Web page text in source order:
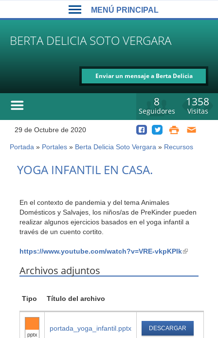
BERTA DELICIA SOTO VERGARA
Enviar un mensaje a Berta Delicia
1358
Visitas
8
Seguidores
29 de Octubre de 2020
Usted
está
aquí
Portada » Portales » Berta Delicia Soto Vergara » Recursos
YOGA INFANTIL EN CASA.
En el contexto de pandemia y del tema Animales
Domésticos y Salvajes, los niños/as de PreKinder pueden
realizar algunos ejercicios basados en el yoga infantil a
través de un cuento cortito.
https://www.youtube.com/watch?v=VRE-vkpKPlk(link
Archivos adjuntos
Tipo Título del archivo
pptx
portada_yoga_infantil.pptx DESCARGAR
MENÚ PRINCIPAL
MENÚ
PRINCIPAL